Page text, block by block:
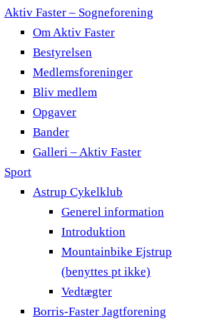
Aktiv Faster – Sogneforening
Om Aktiv Faster
Bestyrelsen
Medlemsforeninger
Bliv medlem
Opgaver
Bander
Galleri – Aktiv Faster
Sport
Astrup Cykelklub
Generel information
Introduktion
Mountainbike Ejstrup
(benyttes pt ikke)
Vedtægter
Borris-Faster Jagtforening